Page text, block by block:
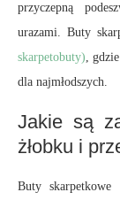
przyczepną
urazami. Buty
skarpetobuty),
dla najmłodszych.
Jakie są
żłobku i
Buty